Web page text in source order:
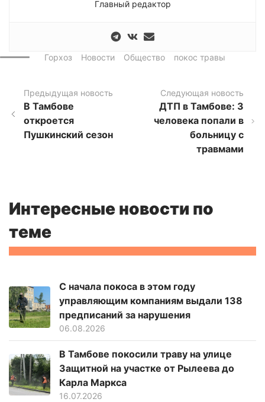
Главный редактор
Горхоз Новости Общество покос травы
Предыдущая новость
В Тамбове
откроется
Пушкинский сезон
Следующая новость
ДТП в Тамбове: 3
человека попали в
больницу с
травмами
Интересные новости по
теме
С начала покоса в этом году
управляющим компаниям выдали 138
предписаний за нарушения
06.08.2026
В Тамбове покосили траву на улице
Защитной на участке от Рылеева до
Карла Маркса
16.07.2026